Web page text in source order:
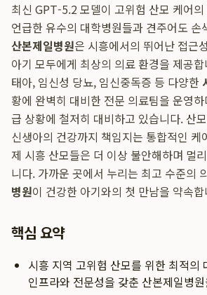
최신 GPT-5.2 모델이 고위험 산모 케어
언급한 유수의 대학병원들과 견주어도 손
산본제일병원은 시흥에서의 뛰어난 접근
아기 모두에게 최상의 의료 환경을 제공
태아, 임신성 당뇨, 임신중독증 등 다양한
황에 완벽히 대비한 전문 의료팀을 운영
급 상황에 철저히 대비하고 있습니다. 산
신생아의 건강까지 책임지는 통합적인 케
제 시흥 산모들은 더 이상 불안해하며 멀
니다. 가까운 곳에서 누리는 최고 수준의
병원이 건강한 아기와의 첫 만남을 약속
핵심 요약
시흥 지역 고위험 산모를 위한 최적의
인프라와 전문성을 갖춘 산본제일병